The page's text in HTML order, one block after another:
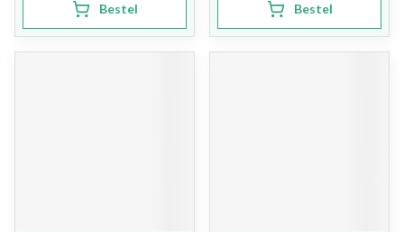
Bestel Bestel